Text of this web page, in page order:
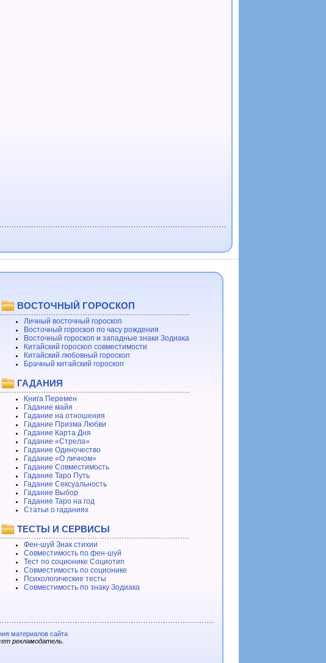
ВОСТОЧНЫЙ ГОРОСКОП
Личный восточный гороскоп
Восточный гороскоп по часу рождения
Восточный гороскоп и западные знаки Зодиака
Китайский гороскоп совместимости
Китайский любовный гороскоп
Брачный китайский гороскоп
ГАДАНИЯ
Книга Перемен
Гадание майя
Гадание на отношения
Гадание Призма Любви
Гадание Карта Дня
Гадание «Стрела»
Гадание Одиночество
Гадание «О личном»
Гадание Совместимость
Гадание Таро Путь
Гадание Сексуальность
Гадание Выбор
Гадание Таро на год
Статьи о гаданиях
ТЕСТЫ И СЕРВИСЫ
Фен-шуй Знак стихии
Совместимость по фен-шуй
Тест по соционике Социотип
Совместимость по соционике
Психологические тесты
Совместимость по знаку Зодиака
материалов сайта
рекламодатель.